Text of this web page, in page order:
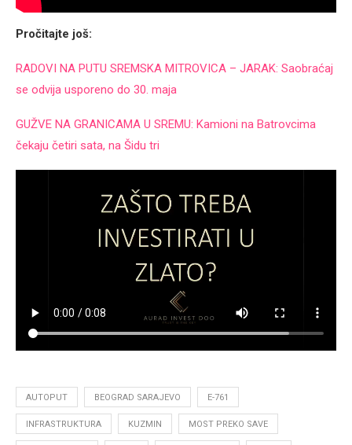
Pročitajte još:
RADOVI NA PUTU SREMSKA MITROVICA – JARAK: Saobraćaj
se odvija usporeno do 30. maja
GUŽVE NA GRANICAMA U SREMU: Kamioni na Batrovcima
čekaju četiri sata, na Šidu tri
AUTOPUT BEOGRAD SARAJEVO E-761
INFRASTRUKTURA KUZMIN MOST PREKO SAVE